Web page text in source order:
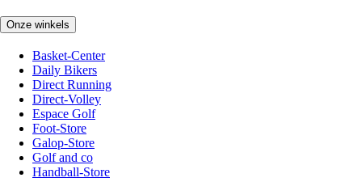
Onze winkels
Basket-Center
Daily Bikers
Direct Running
Direct-Volley
Espace Golf
Foot-Store
Galop-Store
Golf and co
Handball-Store